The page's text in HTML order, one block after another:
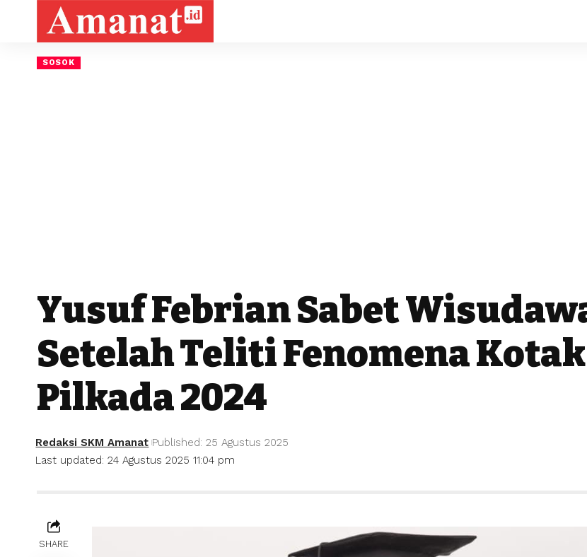
SOSOK
Yusuf Febrian Sabet
Setelah Teliti Fenomena
Pilkada 2024
Last updated: 24 Agustus 2025 11:04 pm
Redaksi SKM Amanat Published: 25 Agustus 2025
SHARE